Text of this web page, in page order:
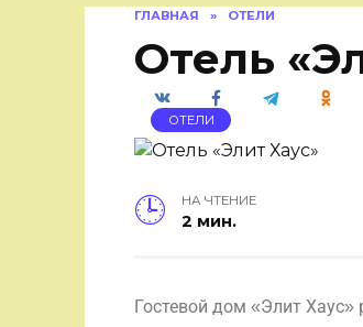
ГЛАВНАЯ » ОТЕЛИ
Отель
ОТЕЛИ
НА ЧТЕНИЕ
2 мин.
Гостевой дом «Элит Хаус»